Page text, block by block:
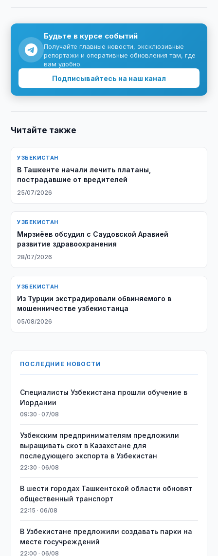
Будьте в курсе событий
Получайте главные новости, эксклюзивные
репортажи и оперативные обновления там, где
вам удобно.
Подписывайтесь на наш канал
Читайте также
УЗБЕКИСТАН
В Ташкенте начали лечить платаны,
пострадавшие от вредителей
25/07/2026
УЗБЕКИСТАН
Мирзиёев обсудил с Саудовской Аравией
развитие здравоохранения
28/07/2026
УЗБЕКИСТАН
Из Турции экстрадировали обвиняемого в
мошенничестве узбекистанца
05/08/2026
ПОСЛЕДНИЕ НОВОСТИ
Специалисты Узбекистана прошли обучение в
Иордании
09:30 · 07/08
Узбекским предпринимателям предложили
выращивать скот в Казахстане для
последующего экспорта в Узбекистан
22:30 · 06/08
В шести городах Ташкентской области обновят
общественный транспорт
22:15 · 06/08
В Узбекистане предложили создавать парки на
месте госучреждений
22:00 · 06/08